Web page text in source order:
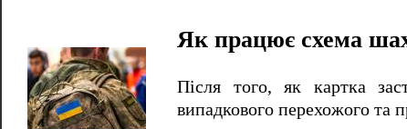
Як працює схема
Після того, як картка
випадкового перехожого та